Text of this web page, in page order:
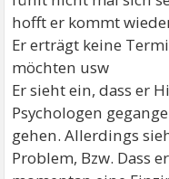
hofft er kommt
Er erträgt keine
möchten usw
Er sieht ein, dass er
Psychologen
gehen. Allerdings
Problem, Bzw. Dass